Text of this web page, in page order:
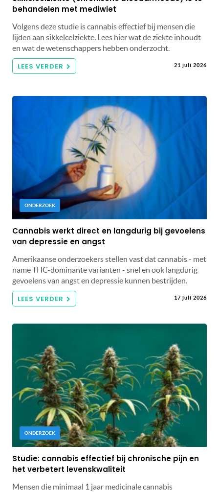
behandelen met mediwiet
Volgens deze studie is cannabis effectief bij mensen die
lijden aan sikkelcelziekte. Lees hier wat de ziekte inhoudt
en wat de wetenschappers hebben onderzocht.
LEES VERDER 21 juli 2026
ONDERZOEK
Cannabis werkt direct en langdurig bij gevoelens
van depressie en angst
Amerikaanse onderzoekers stellen vast dat cannabis - met
name THC-dominante varianten - snel en ook langdurig
gevoelens van angst en depressie kunnen bestrijden.
LEES VERDER 17 juli 2026
ONDERZOEK
Studie: cannabis effectief bij chronische pijn en
het verbetert levenskwaliteit
Mensen die minimaal 1 jaar medicinale cannabis